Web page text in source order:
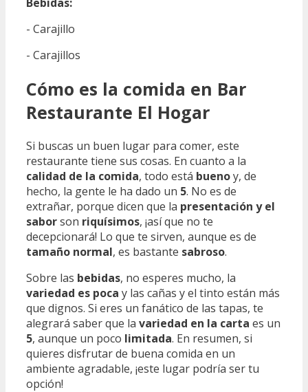
- Carajillo
- Carajillos
Cómo es la comida en Bar
Restaurante El Hogar
Si buscas un buen lugar para comer, este
restaurante tiene sus cosas. En cuanto a la
calidad de la comida, todo está buenoy, de
hecho, la gente le ha dado un 5. No es de
extrañar, porque dicen que la presentación y el
saborson riquísimos, ¡así que no te
decepcionará! Lo que te sirven, aunque es de
tamaño normal, es bastante sabroso.
Sobre las bebidas, no esperes mucho, la
variedad es poca y las cañas y el tinto están más
que dignos. Si eres un fanático de las tapas, te
alegrará saber que la variedad en la carta es un
5, aunque un poco limitada. En resumen, si
quieres disfrutar de buena comida en un
ambiente agradable, ¡este lugar podría ser tu
opción!